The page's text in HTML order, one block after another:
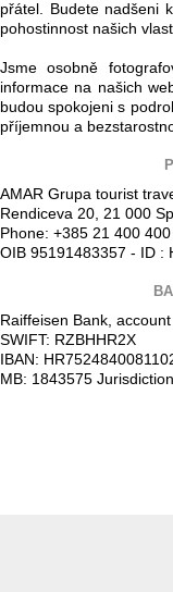
přátel. Budete nadšeni
pohostinnost našich
Jsme osobně
informace na našich
budou spokojeni s
příjemnou a
AMAR Grupa tourist
Rendiceva 20, 21 000
Phone: +385 21 400 400
OIB 95191483357 - ID :
Raiffeisen Bank,
SWIFT: RZBHHR2X
IBAN:
MB: 1843575